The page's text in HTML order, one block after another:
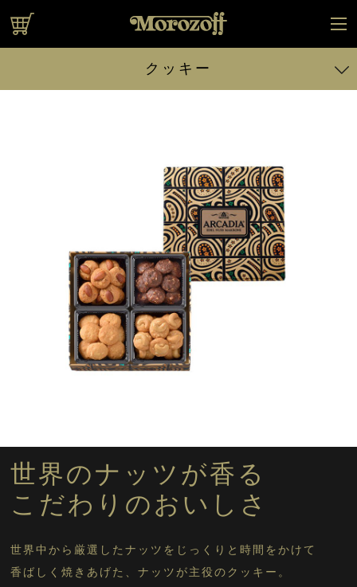
クッキー
ファヤージュ 32個入
アルカディア 90g入
アルカディア 160g入
アルカディア 240g入
アルカディア 315g入
オデット 16個入
クッキーに戻る
世界のナッツが香る
こだわりのおいしさ
世界中から厳選したナッツをじっくりと時間をかけて
香ばしく焼きあげた、ナッツが主役のクッキー。